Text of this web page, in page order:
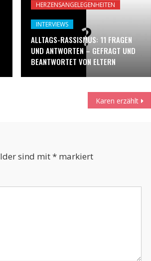
HERZENSANGELEGENHEITEN
INTERVIEWS
ALLTAGS-RASSISMUS: 11 FRAGEN
UND ANTWORTEN – GEFRAGT UND
BEANTWORTET VON ELTERN
Karen erzählt
sind mit* markiert